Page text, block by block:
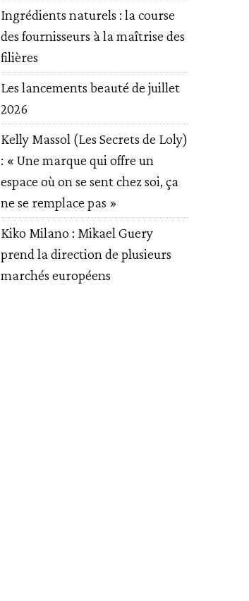
Ingrédients naturels : la course
des fournisseurs à la maîtrise des
filières
Les lancements beauté de juillet
2026
Kelly Massol (Les Secrets de Loly)
: « Une marque qui offre un
espace où on se sent chez soi, ça
ne se remplace pas »
Kiko Milano : Mikael Guery
prend la direction de plusieurs
marchés européens